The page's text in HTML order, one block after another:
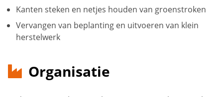
Kanten steken en netjes houden van groenstroken
Vervangen van beplanting en uitvoeren van klein
herstelwerk
Organisatie